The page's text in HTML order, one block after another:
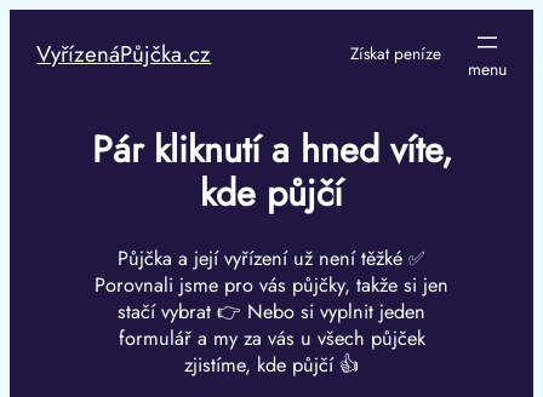
obsah
VyřízenáPůjčka.cz Získat peníze
Pár kliknutí a hned víte,
kde půjčí
Půjčka a její vyřízení už není těžké ✅
Porovnali jsme pro vás půjčky, takže si jen
stačí vybrat 👉 Nebo si vyplnit jeden
formulář a my za vás u všech půjček
zjistíme, kde půjčí 👍